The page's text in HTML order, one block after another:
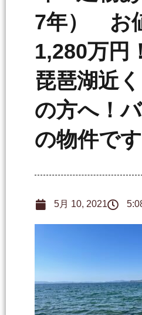
7年） お
1,280万円
琵琶湖近
の方へ！
の物件です
5月 10, 2021